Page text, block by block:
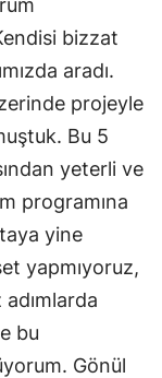
bizzat
aradı.
projeyle
Bu 5
yeterli ve
programına
yine
yapmıyoruz,
bu
Gönül